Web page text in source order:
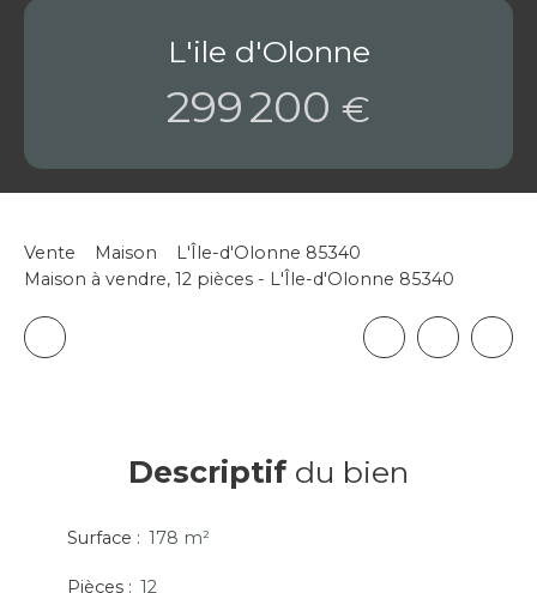
L'ile d'Olonne
299 200 €
Vente Maison
L'Île-d'Olonne 85340
Maison à vendre, 12 pièces - L'Île-d'Olonne 85340
Descriptifdu bien
Surface : 178 m²
Pièces : 12